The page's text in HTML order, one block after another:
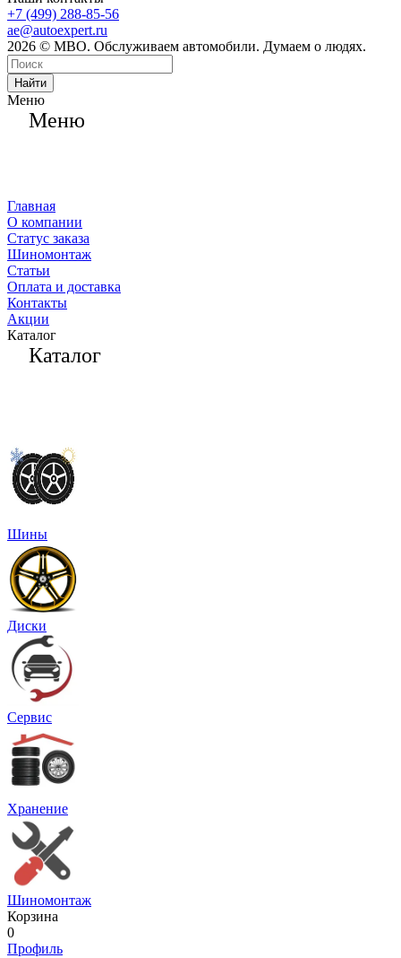
+7 (499) 288-85-56
ae@autoexpert.ru
2026 © МВО. Обслуживаем автомобили. Думаем о людях.
Найти
Меню
Меню
Главная
О компании
Статус заказа
Шиномонтаж
Статьи
Оплата и доставка
Контакты
Акции
Каталог
Каталог
Шины
Диски
Сервис
Хранение
Шиномонтаж
Корзина
0
Профиль